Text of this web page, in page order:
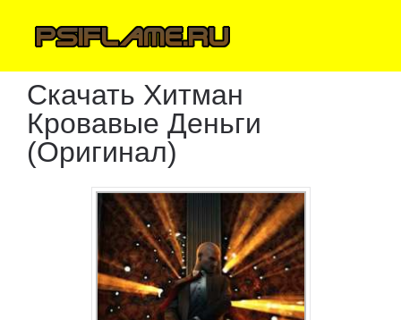
Скачать Хитман
Кровавые Деньги
(Оригинал)